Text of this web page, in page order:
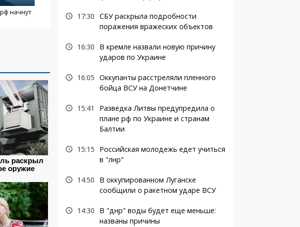
начнут
17:30 СБУ раскрыла подробности
поражения вражеских объектов
16:30
В кремле назвали новую причину
ударов по Украине
16:05 Оккупанты расстреляли пленного
бойца ВСУ на Донетчине
15:41
Разведка Литвы предупредила о
плане рф по Украине и странам
Балтии
15:15
Российская молодежь едет учиться
в "лнр"
14:50
В оккупированном Луганске
сообщили о ракетном ударе ВСУ
14:30
В "днр" воды будет еще меньше:
названы причины